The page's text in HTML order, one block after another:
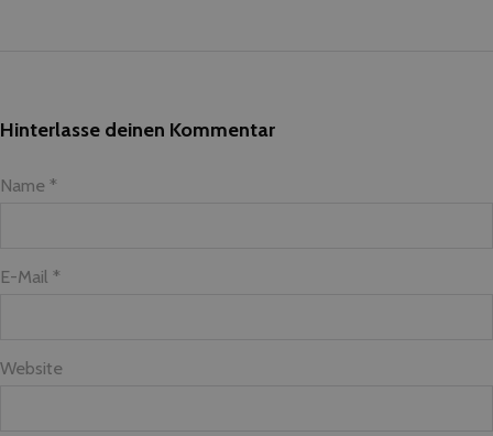
Hinterlasse deinen Kommentar
Name *
E-Mail *
Website